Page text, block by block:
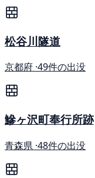
松谷川隧道
京都府 ·49件の出没
鰺ヶ沢町奉行所跡
青森県 ·48件の出没